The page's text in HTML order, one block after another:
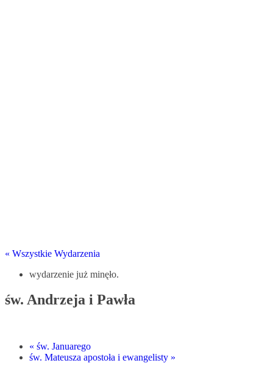
« Wszystkie Wydarzenia
wydarzenie już minęło.
św. Andrzeja i Pawła
« św. Januarego
św. Mateusza apostoła i ewangelisty »